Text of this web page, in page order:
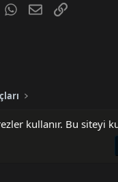
WhatsApp
E-postaLink
kullanır. Bu siteyi